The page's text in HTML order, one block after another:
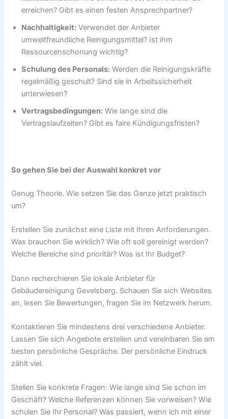
erreichen? Gibt es einen festen Ansprechpartner?
Nachhaltigkeit: Verwendet der Anbieter
umweltfreundliche Reinigungsmittel? Ist ihm
Ressourcenschonung wichtig?
Schulung des Personals: Werden die Reinigungskräfte
regelmäßig geschult? Sind sie in Arbeitssicherheit
unterwiesen?
Vertragsbedingungen: Wie lange sind die
Vertragslaufzeiten? Gibt es faire Kündigungsfristen?
So gehen Sie bei der Auswahl konkret vor
Genug Theorie. Wie setzen Sie das Ganze jetzt praktisch
um?
Erstellen Sie zunächst eine Liste mit Ihren Anforderungen.
Was brauchen Sie wirklich? Wie oft soll gereinigt werden?
Welche Bereiche sind prioritär? Was ist Ihr Budget?
Dann recherchieren Sie lokale Anbieter für
Gebäudereinigung Gevelsberg. Schauen Sie sich Websites
an, lesen Sie Bewertungen, fragen Sie im Netzwerk herum.
Kontaktieren Sie mindestens drei verschiedene Anbieter.
Lassen Sie sich Angebote erstellen und vereinbaren Sie am
besten persönliche Gespräche. Der persönliche Eindruck
zählt viel.
Stellen Sie konkrete Fragen: Wie lange sind Sie schon im
Geschäft? Welche Referenzen können Sie vorweisen? Wie
schulen Sie Ihr Personal? Was passiert, wenn ich mit einer